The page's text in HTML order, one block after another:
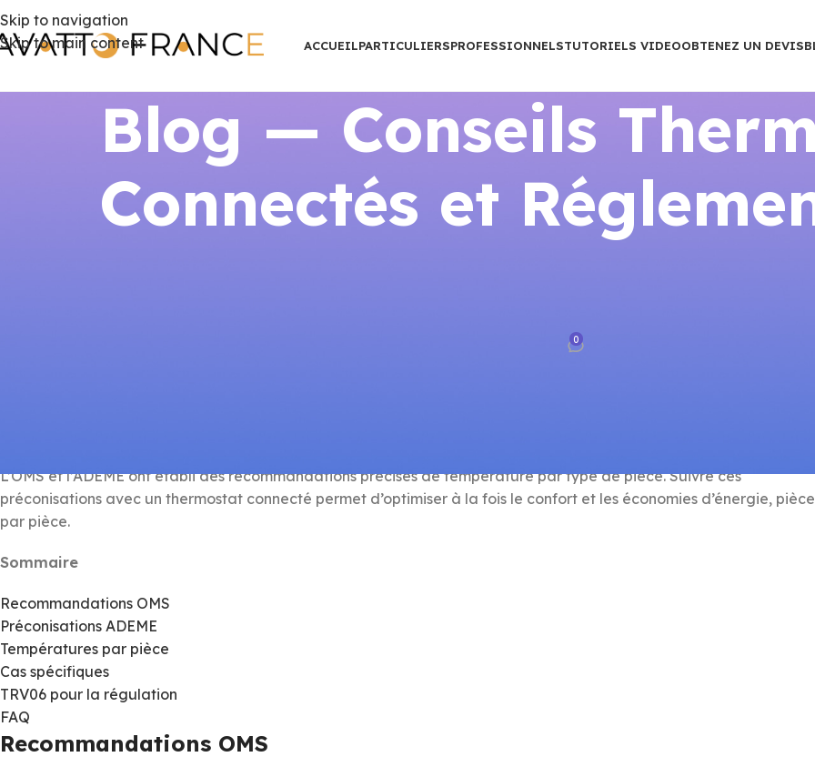
Skip to navigation
Skip to main content
ACCUEILPARTICULIERSPROFESSIONNELSTUTORIELS VIDEOOBTENEZ UN DEVIS
Blog — Conseils
Connectés et
0
L’OMS et l’ADEME ont établi des recommandations précises de température par type de pièce. Suivre ces
préconisations avec un thermostat connecté permet d’optimiser à la fois le confort et les économies d’énergie, pièce
par pièce.
Sommaire
Recommandations OMS
Préconisations ADEME
Températures par pièce
Cas spécifiques
TRV06 pour la régulation
FAQ
Recommandations OMS